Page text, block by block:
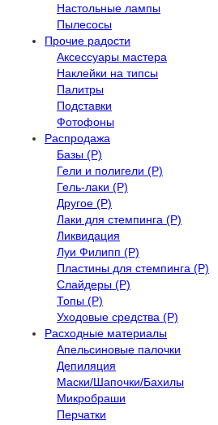
Настольные лампы
Пылесосы
Прочие радости
Аксессуары мастера
Наклейки на типсы
Палитры
Подставки
Фотофоны
Распродажа
Базы (Р)
Гели и полигели (Р)
Гель-лаки (Р)
Другое (Р)
Лаки для стемпинга (Р)
Ликвидация
Луи Филипп (Р)
Пластины для стемпинга (Р)
Слайдеры (Р)
Топы (Р)
Уходовые средства (Р)
Расходные материалы
Апельсиновые палочки
Депиляция
Маски/Шапочки/Бахилы
Микробраши
Перчатки